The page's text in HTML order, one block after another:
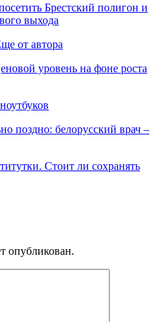
Брестский полигон и
выхода
от автора
уровень на фоне роста
поздно: белорусский врач –
Стоит ли сохранять
опубликован.